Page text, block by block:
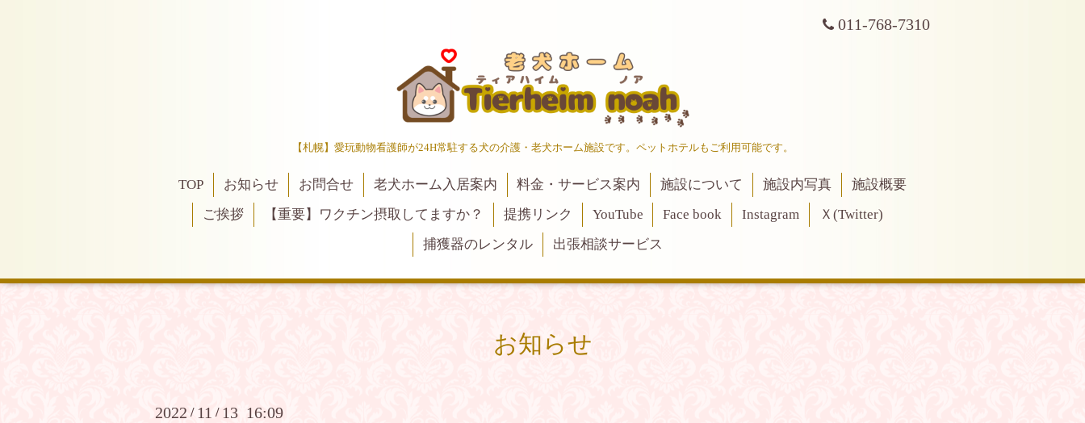
011-768-7310
【札幌】愛玩動物看護師が24H常駐する犬の介護・老犬ホーム施設です。ペットホテルもご利用可能です。
TOP お知らせ お問合せ 老犬ホーム入居案内 料金・サービス案内 施設について 施設内写真
施設概要
ご挨拶
【重要】ワクチン摂取してますか？ 提携リンク YouTube Face book Instagram
Ｘ(Twitter)
捕獲器のレンタル
出張相談サービス
お知らせ
2022 / 11 / 13 16:09